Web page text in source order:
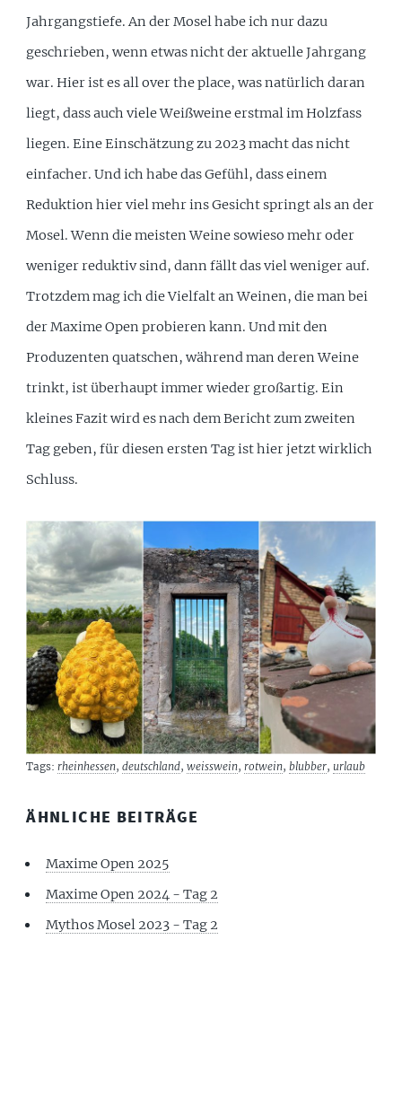
Jahrgangstiefe. An der Mosel habe ich nur dazu
geschrieben, wenn etwas nicht der aktuelle Jahrgang
war. Hier ist es all over the place, was natürlich daran
liegt, dass auch viele Weißweine erstmal im Holzfass
liegen. Eine Einschätzung zu 2023 macht das nicht
einfacher. Und ich habe das Gefühl, dass einem
Reduktion hier viel mehr ins Gesicht springt als an der
Mosel. Wenn die meisten Weine sowieso mehr oder
weniger reduktiv sind, dann fällt das viel weniger auf.
Trotzdem mag ich die Vielfalt an Weinen, die man bei
der Maxime Open probieren kann. Und mit den
Produzenten quatschen, während man deren Weine
trinkt, ist überhaupt immer wieder großartig. Ein
kleines Fazit wird es nach dem Bericht zum zweiten
Tag geben, für diesen ersten Tag ist hier jetzt wirklich
Schluss.
Tags: rheinhessen,deutschland,weisswein, rotwein, blubber, urlaub
ÄHNLICHE BEITRÄGE
Maxime Open 2025
Maxime Open 2024 - Tag 2
Mythos Mosel 2023 - Tag 2